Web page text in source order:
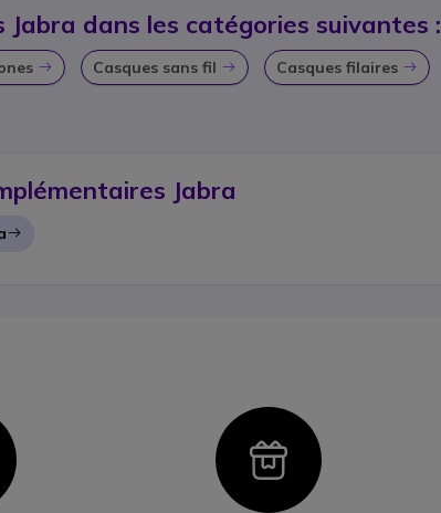
dans les catégories suivantes :
Icon Casques sans fil Icon Casques filaires Icon
Jabra
Icon Icon